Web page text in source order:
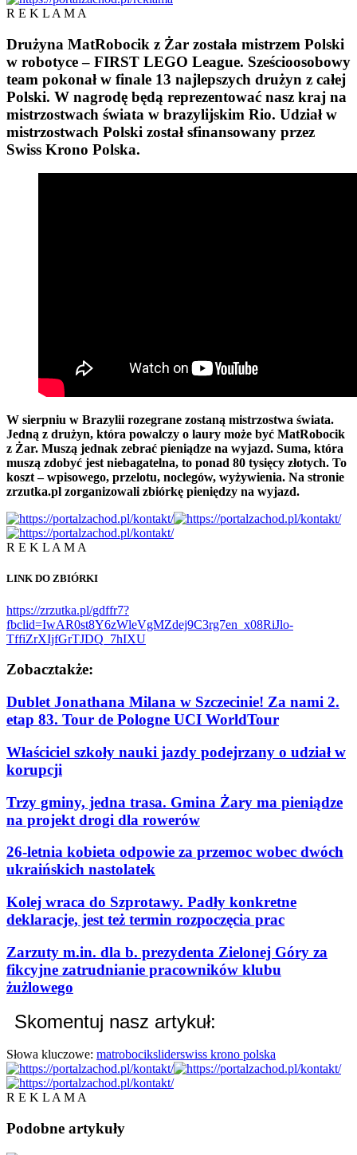
R E K L A M A
Drużyna MatRobocik z Żar została mistrzem Polski
w robotyce – FIRST LEGO League. Sześcioosobowy
team pokonał w finale 13 najlepszych drużyn z całej
Polski. W nagrodę będą reprezentować nasz kraj na
mistrzostwach świata w brazylijskim Rio. Udział w
mistrzostwach Polski został sfinansowany przez
Swiss Krono Polska.
W sierpniu w Brazylii rozegrane zostaną mistrzostwa świata.
Jedną z drużyn, która powalczy o laury może być MatRobocik
z Żar. Muszą jednak zebrać pieniądze na wyjazd. Suma, która
muszą zdobyć jest niebagatelna, to ponad 80 tysięcy złotych. To
koszt – wpisowego, przelotu, noclegów, wyżywienia. Na stronie
zrzutka.pl zorganizowali zbiórkę pieniędzy na wyjazd.
R E K L A M A
LINK DO ZBIÓRKI
https://zrzutka.pl/gdffr7?
fbclid=IwAR0st8Y6zWleVgMZdej9C3rg7en_x08RiJlo-
TffiZrXIjfGrTJDQ_7hIXU
Zobacztakże:
Dublet Jonathana Milana w Szczecinie! Za nami 2.
etap 83. Tour de Pologne UCI WorldTour
Właściciel szkoły nauki jazdy podejrzany o udział w
korupcji
Trzy gminy, jedna trasa. Gmina Żary ma pieniądze
na projekt drogi dla rowerów
26-letnia kobieta odpowie za przemoc wobec dwóch
ukraińskich nastolatek
Kolej wraca do Szprotawy. Padły konkretne
deklaracje, jest też termin rozpoczęcia prac
Zarzuty m.in. dla b. prezydenta Zielonej Góry za
fikcyjne zatrudnianie pracowników klubu
żużlowego
Skomentuj nasz artykuł:
Słowa kluczowe: matrobociksliderswiss krono polska
R E K L A M A
Podobne artykuły